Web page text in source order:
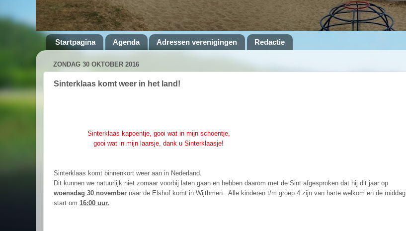
Startpagina Agenda Adressen verenigingen Redactie
ZONDAG 30 OKTOBER 2016
Sinterklaas komt weer in het land!
Sinterklaas kapoentje, gooi wat in mijn schoentje,
gooi wat in mijn laarsje, dank u Sinterklaasje!
Sinterklaas komt binnenkort weer aan in Nederland.
Dit kunnen we natuurlijk niet zomaar voorbij laten gaan en hebben daarom met de Sint afgesproken dat hij dit jaar op
woensdag 30 november naar de Elshof komt in Wijthmen. Alle kinderen t/m groep 4 zijn van harte welkom en de middag
start om 16:00 uur.